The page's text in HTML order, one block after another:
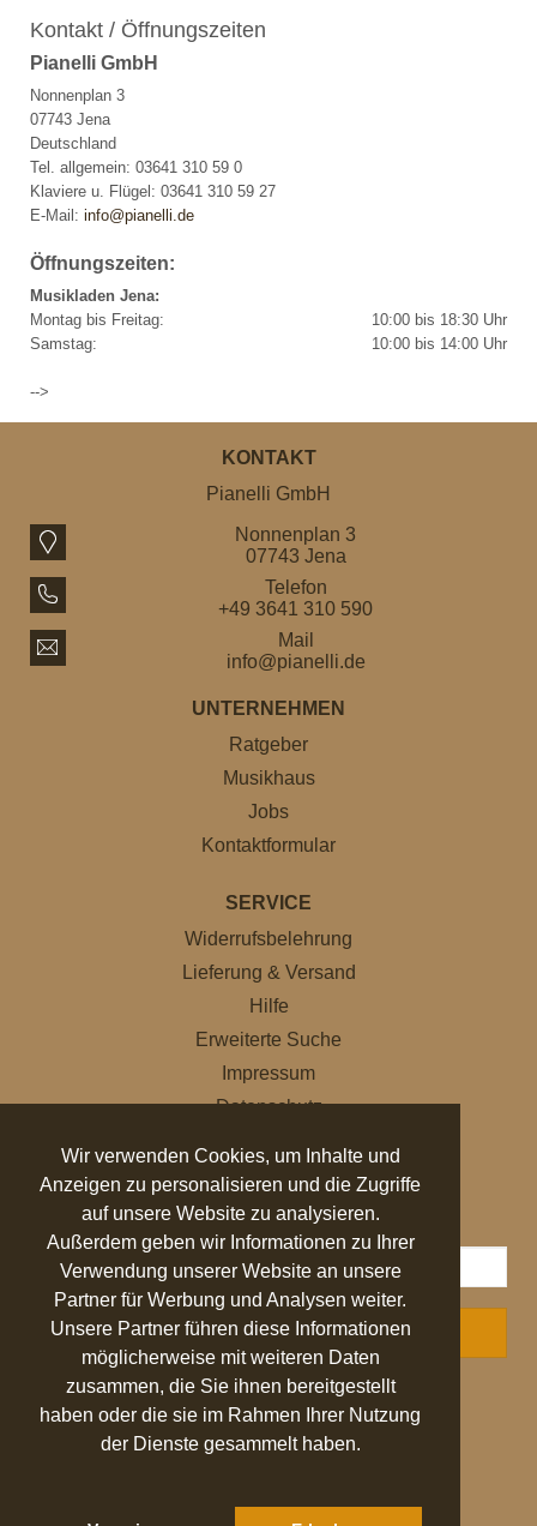
Wir verwenden Cookies, um Inhalte und
Anzeigen zu personalisieren und die Zugriffe
auf unsere Website zu analysieren.
Außerdem geben wir Informationen zu Ihrer
Verwendung unserer Website an unsere
Partner für Werbung und Analysen weiter.
Unsere Partner führen diese Informationen
möglicherweise mit weiteren Daten
zusammen, die Sie ihnen bereitgestellt
haben oder die sie im Rahmen Ihrer Nutzung
der Dienste gesammelt haben.
Kontakt / Öffnungszeiten
Pianelli GmbH
Nonnenplan 3
07743 Jena
Deutschland
Tel. allgemein: 03641 310 59 0
Klaviere u. Flügel: 03641 310 59 27
E-Mail: info@pianelli.de
Öffnungszeiten:
Musikladen Jena:
Montag bis Freitag:
10:00 bis 18:30 Uhr
Samstag:
10:00 bis 14:00 Uhr
-->
KONTAKT
Pianelli GmbH
Nonnenplan 3
07743 Jena
Telefon
+49 3641 310 590
Mail
info@pianelli.de
UNTERNEHMEN
Ratgeber
Musikhaus
Jobs
Kontaktformular
SERVICE
Widerrufsbelehrung
Lieferung & Versand
Hilfe
Erweiterte Suche
Impressum
Datenschutz
NEWSLETTER
ABONNIEREN
SEHR GUT
idealo.de, trustedshops.de